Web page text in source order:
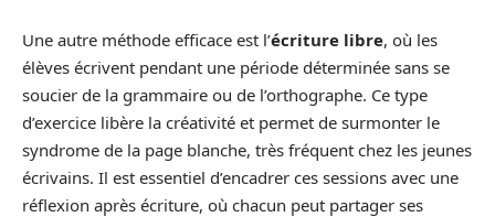
Une autre méthode efficace est l’écriture libre, où les
élèves écrivent pendant une période déterminée sans se
soucier de la grammaire ou de l’orthographe. Ce type
d’exercice libère la créativité et permet de surmonter le
syndrome de la page blanche, très fréquent chez les jeunes
écrivains. Il est essentiel d’encadrer ces sessions avec une
réflexion après écriture, où chacun peut partager ses